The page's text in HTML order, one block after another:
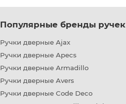
Популярные бренды ручек
Ручки дверные Ajax
Ручки дверные Apecs
Ручки дверные Armadillo
Ручки дверные Avers
Ручки дверные Code Deco